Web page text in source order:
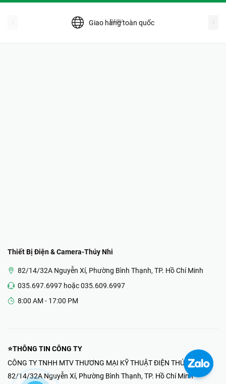
Giao hàng toàn quốc
prev
Thiết Bị Điện & Camera-Thúy Nhi
82/14/32A Nguyễn Xí, Phường Bình Thạnh, TP. Hồ Chí Minh
035.697.6997 hoặc 035.609.6997
8:00 AM - 17:00 PM
⭐THÔNG TIN CÔNG TY
CÔNG TY TNHH MTV THƯƠNG MẠI KỸ THUẬT ĐIỆN THÚY NHI
82/14/32A Nguyễn Xí, Phường Bình Thạnh, TP. Hồ Chí Minh